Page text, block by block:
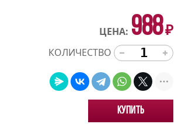
ЦЕНА: 988₽
КОЛИЧЕСТВО
Купить